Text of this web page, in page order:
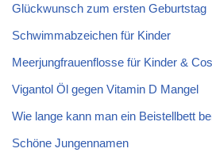
Glückwunsch zum ersten Geburtstag
Schwimmabzeichen für Kinder
Meerjungfrauenflosse für Kinder &
Vigantol Öl gegen Vitamin D Mangel
Wie lange kann man ein Beistellbett
Schöne Jungennamen